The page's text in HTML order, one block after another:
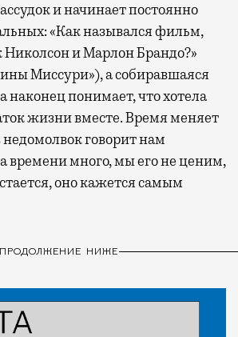
и начинает постоянно
«Как назывался фильм,
и Марлон Брандо?»
Миссури»), а собиравшаяся
наконец понимает, что хотела
жизни вместе. Время меняет
говорит нам
времени много, мы его не ценим,
оно кажется самым
НИЖЕ